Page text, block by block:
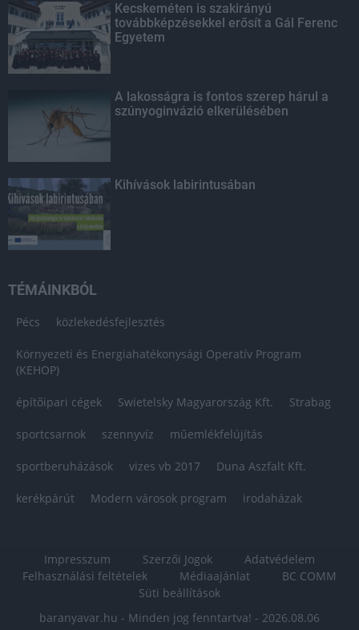
Kecskeméten is szakirányú
továbbképzésekkel erősít a Gál Ferenc
Egyetem
A lakosságra is fontos szerep hárul a
szúnyoginvázió elkerülésében
Kihívások labirintusában
TÉMÁINKBÓL
Pécs közlekedésfejlesztés
Környezeti és Energiahatékonysági Operatív Program
(KEHOP)
építőipari cégek Swietelsky Magyarország Kft. Strabag
sportcsarnok szennyvíz műemlékfelújítás
sportberuházások vizes vb 2017 Duna Aszfalt Kft.
kerékpárút Modern városok program irodaházak
Impresszum Szerzői Jogok
Adatvédelem
Felhasználási feltételek
Médiaajánlat
BC COMM
Süti beállítások
baranyavar.hu - Minden jog fenntartva! - 2026.08.06